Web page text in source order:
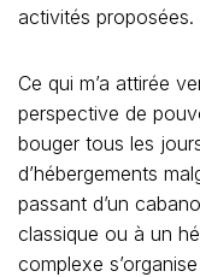
activités proposées.
Ce qui m’a attirée
perspective de
bouger tous les
d’hébergements
passant d’un
classique ou à un
complexe